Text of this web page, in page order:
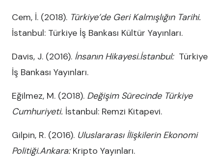
Cem, İ. (2018). Türkiye’de Geri Kalmışlığın Tarihi.
İstanbul: Türkiye İş Bankası Kültür Yayınları.
Davis, J. (2016). İnsanın Hikayesi.İstanbul: Türkiye
İş Bankası Yayınları.
Eğilmez, M. (2018). Değişim Sürecinde Türkiye
Cumhuriyeti. İstanbul: Remzi Kitapevi.
Gilpin, R. (2016). Uluslararası İlişkilerin Ekonomi
Politiği.Ankara:Kripto Yayınları.